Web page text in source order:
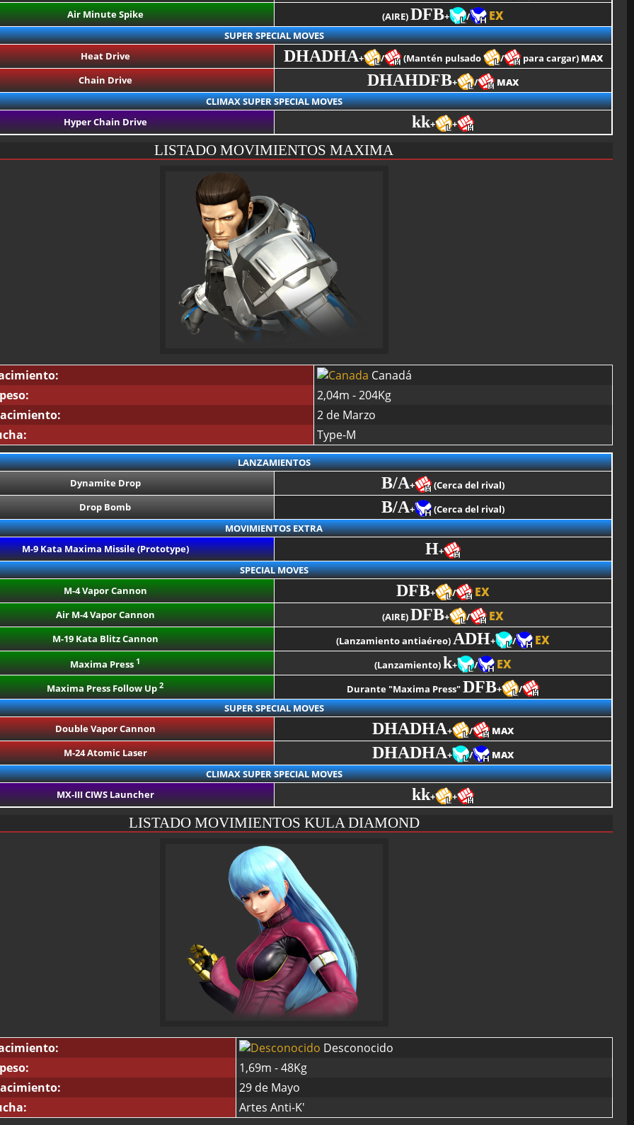
Air Minute Spike
(AIRE)DFB+ / EX
SUPER SPECIAL MOVES
Heat Drive
DHADHA+ / (Mantén pulsado / para cargar) MAX
Chain Drive
DHAHDFB+ /
MAX
CLIMAX SUPER SPECIAL MOVES
Hyper Chain Drive
kk+ +
LISTADO MOVIMIENTOS MAXIMA
Canadá
2,04m - 204Kg
2 de Marzo
Type-M
LANZAMIENTOS
Dynamite Drop
B/A+
(Cerca del rival)
Drop Bomb
B/A+
(Cerca del rival)
MOVIMIENTOS EXTRA
M-9 Kata Maxima Missile (Prototype)
H+
SPECIAL MOVES
M-4 Vapor Cannon
DFB+ / EX
Air M-4 Vapor Cannon (AIRE)DFB+ / EX
M-19 Kata Blitz Cannon (Lanzamiento antiaéreo) ADH+ / EX
Maxima Press1 (Lanzamiento)k+ / EX
Maxima Press Follow Up2 Durante "Maxima Press"DFB+
/
SUPER SPECIAL MOVES
Double Vapor Cannon
DHADHA+ /
MAX
M-24 Atomic Laser
DHADHA+ /
MAX
CLIMAX SUPER SPECIAL MOVES
MX-III CIWS Launcher
kk+ +
LISTADO MOVIMIENTOS KULA DIAMOND
Desconocido
1,69m - 48Kg
29 de Mayo
Artes Anti-K'